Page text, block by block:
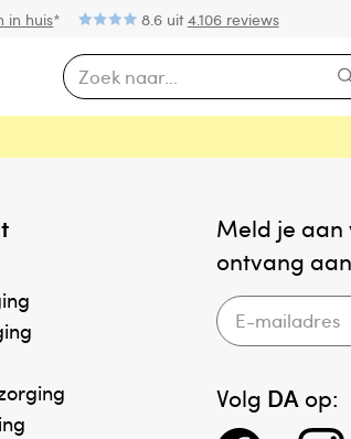
in huis* 8.6 uit4.106 reviews
Meld je aan
ontvang
Volg DA op: